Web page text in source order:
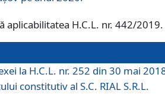
aplicabilitatea H.C.L. nr. 442/2019.
la H.C.L. nr. 252 din 30 mai
constitutiv al S.C. RIAL S.R.L.